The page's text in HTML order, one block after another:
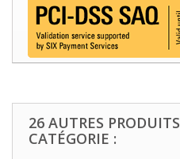
26 AUTRES
CATÉGORIE :